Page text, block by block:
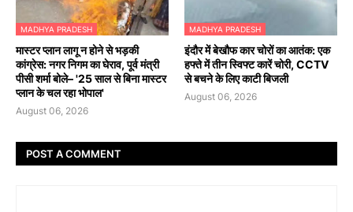
MADHYA PRADESH
मास्टर प्लान लागू न होने से भड़की
कांग्रेस: नगर निगम का घेराव, पूर्व मंत्री
पीसी शर्मा बोले– '25 साल से बिना मास्टर
प्लान के चल रहा भोपाल'
August 06, 2026
MADHYA PRADESH
इंदौर में बेखौफ कार चोरों का आतंक: एक
हफ्ते में तीन स्विफ्ट कारें चोरी, CCTV
से बचने के लिए काटी बिजली
August 06, 2026
POST A COMMENT